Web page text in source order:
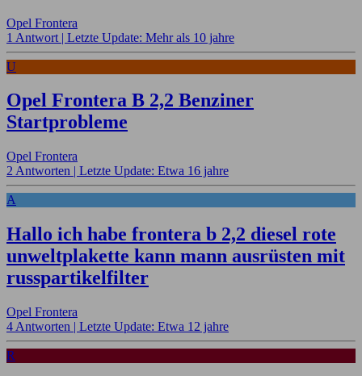
Opel Frontera
1 Antwort | Letzte Update: Mehr als 10 jahre
U
Opel Frontera B 2,2 Benziner
Startprobleme
Opel Frontera
2 Antworten | Letzte Update: Etwa 16 jahre
A
Hallo ich habe frontera b 2,2 diesel rote
unweltplakette kann mann ausrüsten mit
russpartikelfilter
Opel Frontera
4 Antworten | Letzte Update: Etwa 12 jahre
R